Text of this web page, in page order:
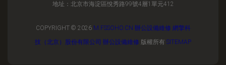
地址：北京市海淀區悅秀路99號4層1單元412
COPYRIGHT © 2026 M.FSSOHO.CN 辦公設備維修 網擎科
技（北京）股份有限公司 辦公設備維修 版權所有 SITEMAP